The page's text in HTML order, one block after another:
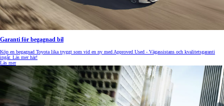
Garanti för begagnad bil
Köp en begagnad Toyota lika tryggt som vid en ny med Approved Used - Vägassistans och kvalitetsgaranti
ingår. Läs mer här!
Läs mer